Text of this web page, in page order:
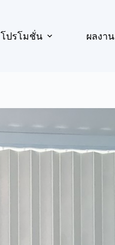
โปรโมชั่น ผลงาน